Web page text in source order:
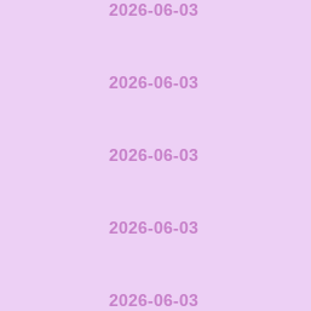
2026-06-03
2026-06-03
2026-06-03
2026-06-03
2026-06-03